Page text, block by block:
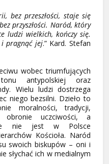
bez przeszłości, staje się
przyszłości. Naród, który
ludzi wielkich, kończy się.
i pragnąć jej.” Kard. Stefan
wobec triumfujących
antypolskiej oraz
Wielu ludzi dostrzega
niego bezsilni. Dzieło to
moralności, tradycji,
obronie uczciwości, a
nie jest w Polsce
Kościoła. Naród
swoich biskupów – oni i
słychać ich w medialnym